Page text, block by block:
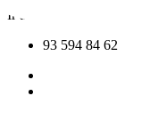
Ir al contenido
93 594 84 62